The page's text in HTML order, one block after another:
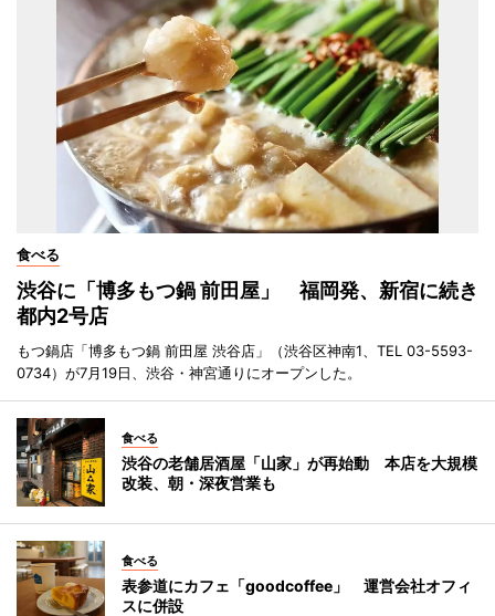
食べる
渋谷に「博多もつ鍋 前田屋」 福岡発、新宿に続き
都内2号店
もつ鍋店「博多もつ鍋 前田屋 渋谷店」（渋谷区神南1、TEL 03-5593-
0734）が7月19日、渋谷・神宮通りにオープンした。
食べる
渋谷の老舗居酒屋「山家」が再始動 本店を大規模
改装、朝・深夜営業も
食べる
表参道にカフェ「goodcoffee」 運営会社オフィ
スに併設